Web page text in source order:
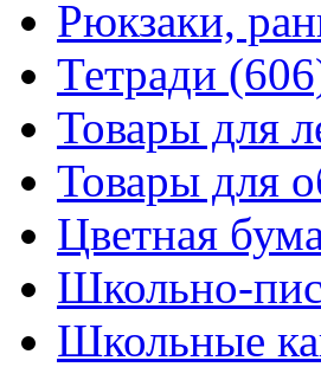
Рюкзаки,
Тетради
Товары для
Товары для
Цветная
Школьно-
Школьные